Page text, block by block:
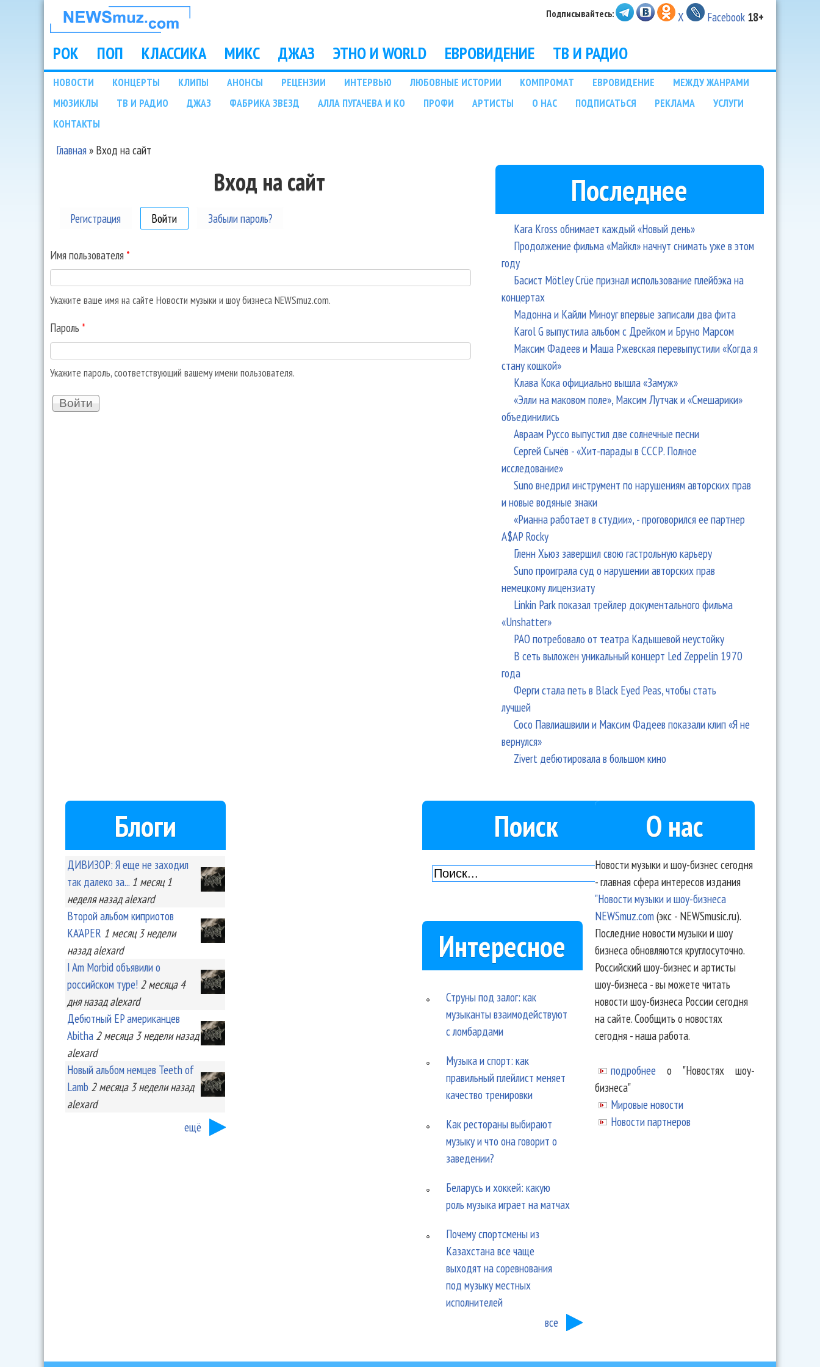
НОВОСТИ
МУЗЫКИ И
ШОУ БИЗНЕСА
NEWSMUZ.COM
Подписывайтесь: X Facebook 18+
Main menu
РОК ПОП КЛАССИКА МИКС ДЖАЗ ЭТНО И WORLD ЕВРОВИДЕНИЕ ТВ И РАДИО
Подразделы
НОВОСТИ КОНЦЕРТЫ КЛИПЫ АНОНСЫ РЕЦЕНЗИИ ИНТЕРВЬЮ ЛЮБОВНЫЕ ИСТОРИИ КОМПРОМАТ ЕВРОВИДЕНИЕ
МЕЖДУ ЖАНРАМИ
МЮЗИКЛЫ
ТВ И РАДИО ДЖАЗ ФАБРИКА ЗВЕЗД АЛЛА ПУГАЧЕВА И КО ПРОФИ АРТИСТЫ О НАС ПОДПИСАТЬСЯ РЕКЛАМА
УСЛУГИ
КОНТАКТЫ
Вы здесь
Главная» Вход на сайт
Вход на сайт
Регистрация Войти (активная вкладка)
Забыли пароль?
Имя пользователя *
Укажите ваше имя на сайте Новости музыки и шоу бизнеса NEWSmuz.com.
Пароль *
Укажите пароль, соответствующий вашему имени пользователя.
Последнее
Kara Kross обнимает каждый «Новый день»
Продолжение фильма «Майкл» начнут снимать уже в этом
году
Басист Mötley Crüe признал использование плейбэка на
концертах
Мадонна и Кайли Миноуг впервые записали два фита
Karol G выпустила альбом с Дрейком и Бруно Марсом
Максим Фадеев и Маша Ржевская перевыпустили «Когда я
стану кошкой»
Клава Кока официально вышла «Замуж»
«Элли на маковом поле», Максим Лутчак и «Смешарики»
объединились
Авраам Руссо выпустил две солнечные песни
Сергей Сычёв - «Хит-парады в СССР. Полное
исследование»
Suno внедрил инструмент по нарушениям авторских прав
и новые водяные знаки
«Рианна работает в студии», - проговорился ее партнер
A$AP Rocky
Гленн Хьюз завершил свою гастрольную карьеру
Suno проиграла суд о нарушении авторских прав
немецкому лицензиату
Linkin Park показал трейлер документального фильма
«Unshatter»
РАО потребовало от театра Кадышевой неустойку
В сеть выложен уникальный концерт Led Zeppelin 1970
года
Ферги стала петь в Black Eyed Peas, чтобы стать
лучшей
Сосо Павлиашвили и Максим Фадеев показали клип «Я не
вернулся»
Zivert дебютировала в большом кино
Блоги
ДИВИЗОР: Я еще не заходил
так далеко за... 1 месяц 1
неделяназад alexard
Второй альбом киприотов
KA'APER 1 месяц 3 недели
назад alexard
I Am Morbid объявили о
российском туре! 2 месяца 4
дняназад alexard
Дебютный EP американцев
Abitha 2 месяца 3 неделиназад
alexard
Новый альбом немцев Teeth of
Lamb 2 месяца 3 неделиназад
alexard
ещё
Поиск
Интересное
Струны под залог: как
музыканты взаимодействуют
с ломбардами
Музыка и спорт: как
правильный плейлист меняет
качество тренировки
Как рестораны выбирают
музыку и что она говорит о
заведении?
Беларусь и хоккей: какую
роль музыка играет на матчах
Почему спортсмены из
Казахстана все чаще
выходят на соревнования
под музыку местных
исполнителей
все
О нас
Новости музыки и шоу-бизнес сегодня
- главная сфера интересов издания
"Новости музыки и шоу-бизнеса
NEWSmuz.com(экс - NEWSmusic.ru).
Последние новости музыки и шоу
бизнеса обновляются круглосуточно.
Российский шоу-бизнес и артисты
шоу-бизнеса - вы можете читать
новости шоу-бизнеса России сегодня
на сайте. Сообщить о новостях
сегодня - наша работа.
подробнее о "Новостях шоу-
бизнеса"
Мировые новости
Новости партнеров